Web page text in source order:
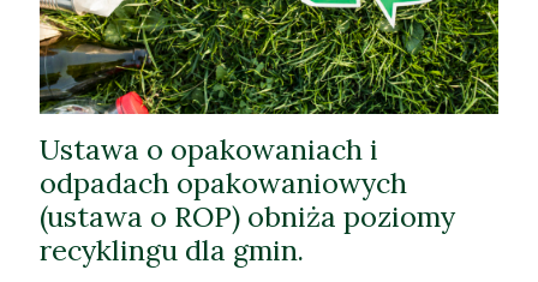
Ustawa o opakowaniach i
odpadach opakowaniowych
(ustawa o ROP) obniża poziomy
recyklingu dla gmin.